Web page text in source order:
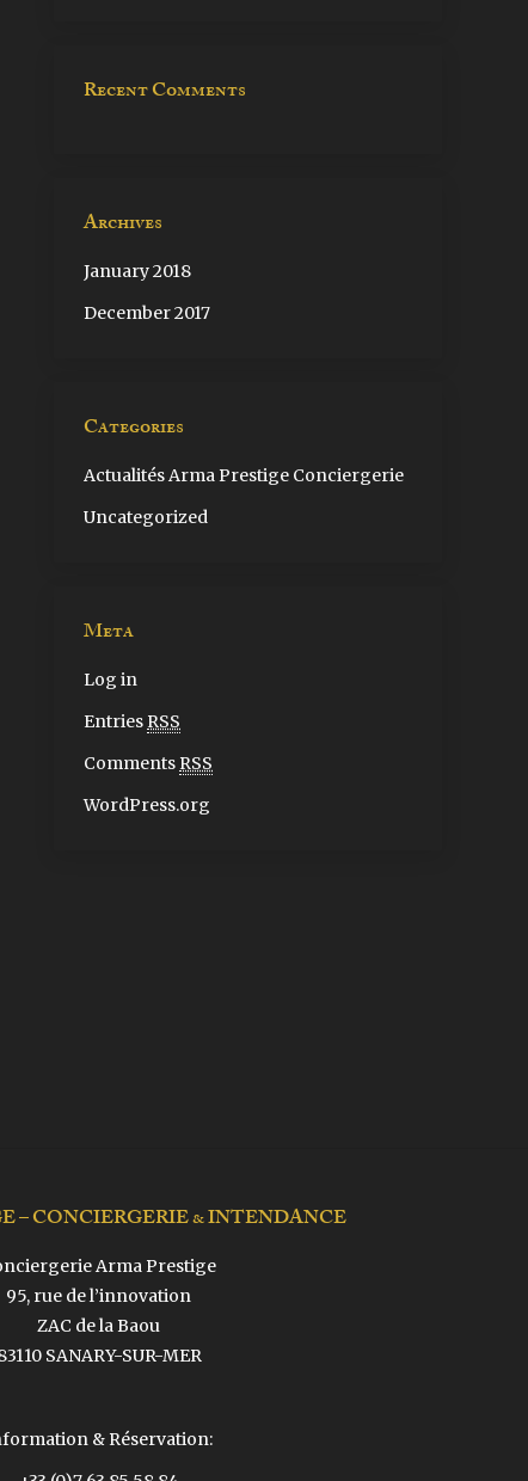
Recent Comments
Archives
January 2018
December 2017
Categories
Actualités Arma Prestige Conciergerie
Uncategorized
Meta
Log in
Entries RSS
Comments RSS
WordPress.org
– CONCIERGERIE & INTENDANCE
Arma Prestige
95, rue de l’innovation
ZAC de la Baou
SANARY-SUR-MER
& Réservation: